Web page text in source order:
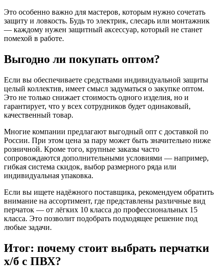
Это особенно важно для мастеров, которым нужно сочетать
защиту и ловкость. Будь то электрик, слесарь или монтажник
— каждому нужен защитный аксессуар, который не станет
помехой в работе.
Выгодно ли покупать оптом?
Если вы обеспечиваете средствами индивидуальной защиты
целый коллектив, имеет смысл задуматься о закупке оптом.
Это не только снижает стоимость одного изделия, но и
гарантирует, что у всех сотрудников будет одинаковый,
качественный товар.
Многие компании предлагают выгодный опт с доставкой по
России. При этом цена за пару может быть значительно ниже
розничной. Кроме того, крупные заказы часто
сопровождаются дополнительными условиями — например,
гибкая система скидок, выбор размерного ряда или
индивидуальная упаковка.
Если вы ищете надёжного поставщика, рекомендуем обратить
внимание на ассортимент, где представлены различные вид
перчаток — от лёгких 10 класса до профессиональных 15
класса. Это позволит подобрать подходящее решение под
любые задачи.
Итог: почему стоит выбрать перчатки
х/б с ПВХ?